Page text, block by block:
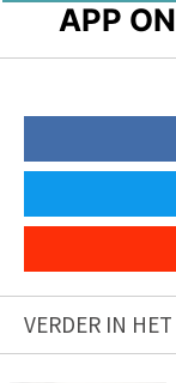
APP
VERDER IN